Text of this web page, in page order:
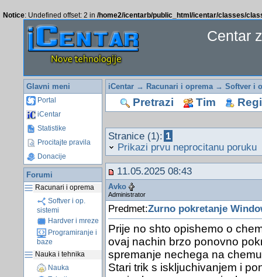
Notice: Undefined offset: 2 in /home2/icentarb/public_html/icentar/classes/
Centar
Glavni meni
Portal
iCentar
Statistike
Procitajte pravila
Donacije
Forumi
Racunari i oprema
Softver i op.
sistemi
Hardver i mreze
Programiranje i
baze
Nauka i tehnika
Nauka
iCentar→ Racunari i oprema→ Softver i
Pretrazi Tim
Stranice (1): 1
Prikazi prvu neprocitanu poruku
11.05.2025 08:43
Avko
Administrator
Predmet:Zurno pokretanje
Prije no shto opishemo o
ovaj nachin brzo ponovno
spremanje nechega na
Stari trik s iskljuchivanjem i